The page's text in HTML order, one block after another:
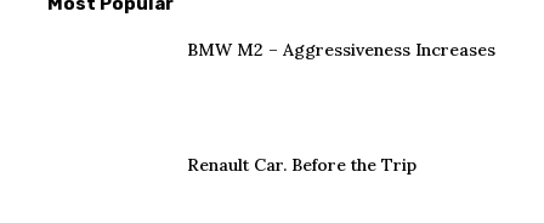
BMW M2 – Aggressiveness Increases
Renault Car. Before the Trip